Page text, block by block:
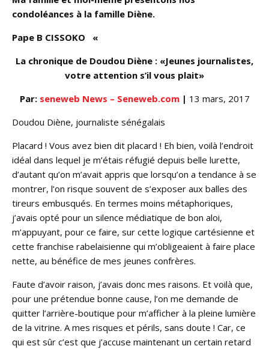
condoléances à la famille Diène.
Pape B CISSOKO «
La chronique de Doudou Diène : «Jeunes journalistes,
votre attention s’il vous plait»
Par: seneweb News – Seneweb.com| 13 mars, 2017
Doudou Diène, journaliste sénégalais
Placard ! Vous avez bien dit placard ! Eh bien, voilà l’endroit
idéal dans lequel je m’étais réfugié depuis belle lurette,
d’autant qu’on m’avait appris que lorsqu’on a tendance à se
montrer, l’on risque souvent de s’exposer aux balles des
tireurs embusqués. En termes moins métaphoriques,
j’avais opté pour un silence médiatique de bon aloi,
m’appuyant, pour ce faire, sur cette logique cartésienne et
cette franchise rabelaisienne qui m’obligeaient à faire place
nette, au bénéfice de mes jeunes confrères.
Faute d’avoir raison, j’avais donc mes raisons. Et voilà que,
pour une prétendue bonne cause, l’on me demande de
quitter l’arrière-boutique pour m’afficher à la pleine lumière
de la vitrine. A mes risques et périls, sans doute ! Car, ce
qui est sûr c’est que j’accuse maintenant un certain retard